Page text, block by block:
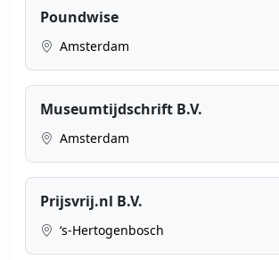
Poundwise
Amsterdam
Museumtijdschrift B.V.
Amsterdam
Prijsvrij.nl B.V.
‘s-Hertogenbosch